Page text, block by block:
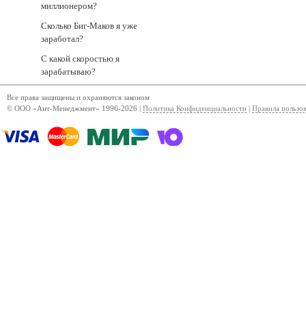
миллионером?
Сколько Биг-Маков я уже
заработал?
С какой скоростью я
зарабатываю?
Все права защищены и охраняются законом
© ООО «Ант-Менеджмент» 1996-2026 | Политика Конфиденциальности Правила